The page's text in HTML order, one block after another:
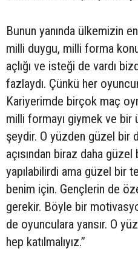
Bunun yanında ülkemizin
milli duygu, milli forma
açlığı ve isteği de vardı
fazlaydı. Çünkü her
Kariyerimde birçok maç
milli formayı giymek ve bir
şeydir. O yüzden güzel bir
açısından biraz daha
yapılabilirdi ama güzel bir
benim için. Gençlerin de
gerekir. Böyle bir
de oyunculara yansır. O
hep katılmalıyız.”